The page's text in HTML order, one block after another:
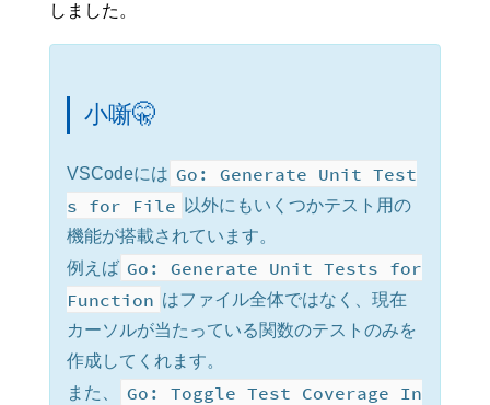
しました。
小噺🤫
VSCodeには Go: Generate Unit Test
s for File
以外にもいくつかテスト用の
機能が搭載されています。
例えば Go: Generate Unit Tests for
Function はファイル全体ではなく、現在
カーソルが当たっている関数のテストのみを
作成してくれます。
また、
Go: Toggle Test Coverage In